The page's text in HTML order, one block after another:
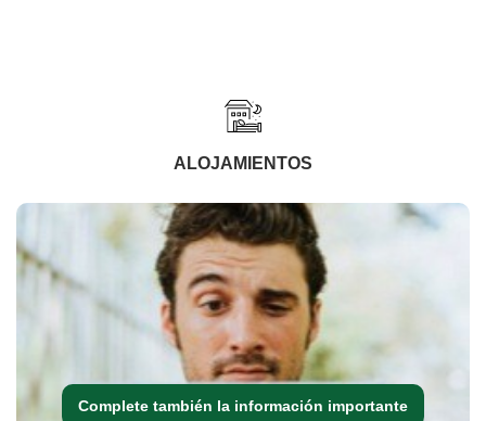
ALOJAMIENTOS
Complete también la información importante